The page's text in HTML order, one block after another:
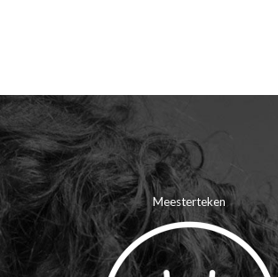
Meesterteken